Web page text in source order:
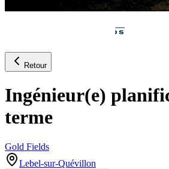
Retour
Ingénieur(e)
terme
Gold Fields
Lebel-sur-Quévillon